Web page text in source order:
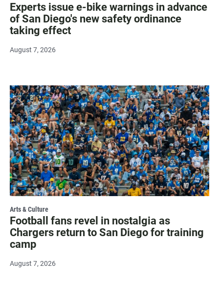
Experts issue e-bike warnings in advance
of San Diego's new safety ordinance
taking effect
August 7, 2026
Arts & Culture
Football fans revel in nostalgia as
Chargers return to San Diego for training
camp
August 7, 2026